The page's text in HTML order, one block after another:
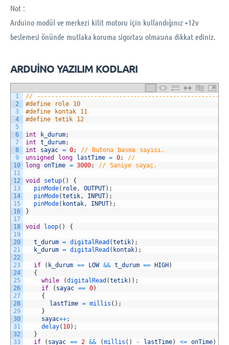
Not :
Arduino modül ve merkezi kilit motoru için kullandığınız +12v
beslemesi önünde mutlaka koruma sigortası olmasına dikkat ediniz.
ARDUİNO YAZILIM KODLARI
1
2
3
4
5
6
7
8
9
10
11
12
13
14
15
16
17
18
19
20
21
22
23
24
25
26
27
28
29
30
31
32
33
// ---------------------------------------------------
#define role 10
#define kontak 11
#define tetik 12
int k_durum;
int
t_durum;
int
sayac = 0;
// Butona basma sayısı.
unsigned
long lastTime = 0;
//
long onTime = 3000; // Saniye sayaç.
void setup( )
{
pinMode( role, OUTPUT) ;
pinMode(tetik, INPUT) ;
pinMode( kontak, INPUT) ;
}
void loop( ) {
t_durum = digitalRead (tetik) ;
k_durum = digitalRead ( kontak) ;
if ( k_durum == LOW && t_durum == HIGH )
{
while
(digitalRead (tetik) ) ;
if
( sayac == 0)
{
lastTime = millis ( ) ;
}
sayac++;
delay( 10) ;
}
if
( sayac == 2 && (millis ( ) - lastTime) <= onTime)